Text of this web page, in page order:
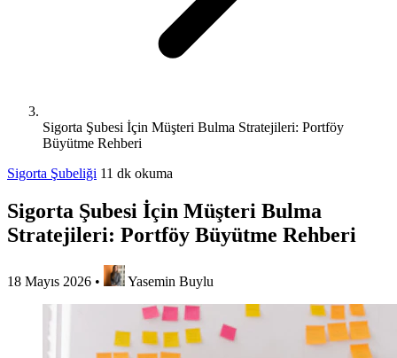
Sigorta Şubesi İçin Müşteri Bulma Stratejileri: Portföy
Büyütme Rehberi
Sigorta Şubeliği 11 dk okuma
Sigorta Şubesi İçin Müşteri Bulma
Stratejileri: Portföy Büyütme Rehberi
18 Mayıs 2026 • Yasemin Buylu